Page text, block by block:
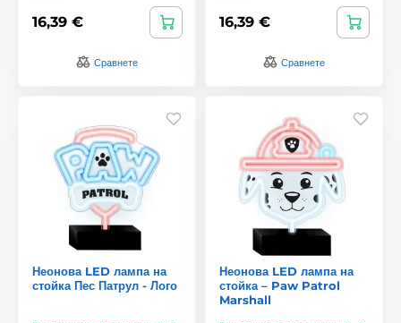
16,39 €
Сравнете
16,39 €
Сравнете
Неонова LED лампа на
стойка Пес Патрул - Лого
Неонова LED лампа на
стойка – Paw Patrol
Marshall